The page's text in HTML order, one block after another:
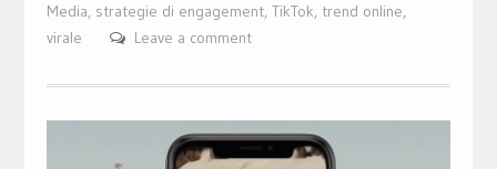
Media, strategie di engagement, TikTok, trend online,
virale
Leave a comment